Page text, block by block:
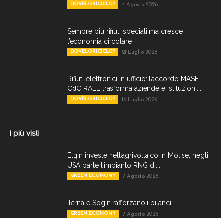
DOVELORICICLO? 4 Agosto 2026
Sempre più rifiuti speciali ma cresce
l’economia circolare
DOVELORICICLO? 21 Luglio 2026
Rifiuti elettronici in ufficio: l’accordo MASE-
CdC RAEE trasforma aziende e istituzioni...
DOVELORICICLO? 16 Luglio 2026
I più visti
Elgin investe nell’agrivoltaico in Molise, negli
USA parte l’impianto RNG di...
GREEN ECONOMY 7 Agosto 2026
Terna e Sogin rafforzano i bilanci
GREEN ECONOMY 7 Agosto 2026